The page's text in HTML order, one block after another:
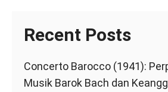
Recent Posts
Concerto Barocco (1941):
Musik Barok Bach dan